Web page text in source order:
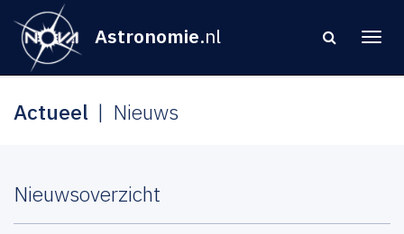
Astronomie.nl
Actueel Nieuws
Nieuwsoverzicht